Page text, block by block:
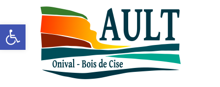
Ouvrir la barre d’outils